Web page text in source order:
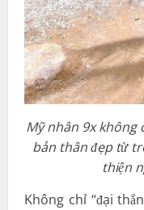
Mỹ nhân 9x không
bản thân đẹp từ
thiện
Không chỉ “đại